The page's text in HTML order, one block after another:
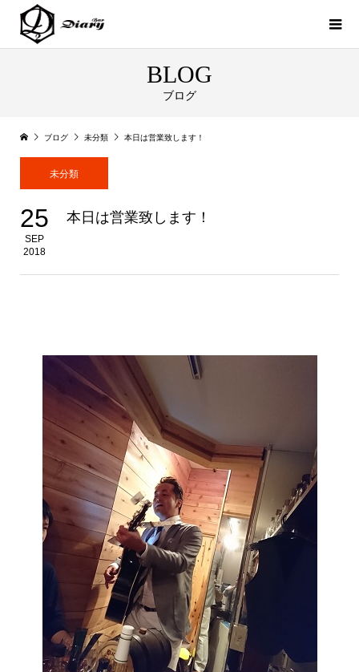
BLOG
ブログ
ブログ 未分類 本日は営業致します！
未分類
25
SEP
2018
本日は営業致します！